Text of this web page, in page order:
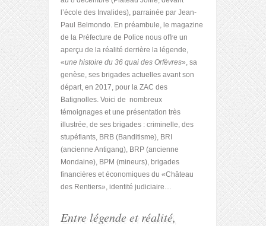
l’école des Invalides), parrainée par Jean-
Paul Belmondo. En préambule, le magazine
de la Préfecture de Police nous offre un
aperçu de la réalité derrière la légende,
«une histoire du 36 quai des Orfèvres», sa
genèse, ses brigades actuelles avant son
départ, en 2017, pour la ZAC des
Batignolles. Voici de nombreux
témoignages et une présentation très
illustrée, de ses brigades : criminelle, des
stupéfiants, BRB (Banditisme), BRI
(ancienne Antigang), BRP (ancienne
Mondaine), BPM (mineurs), brigades
financières et économiques du «Château
des Rentiers», identité judiciaire…
Entre légende et réalité,